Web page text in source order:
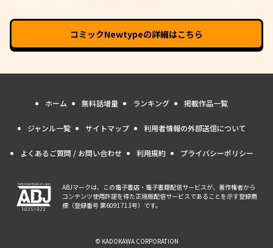
と一緒に暮らすことでした。
コミックNewtypeの詳細はこちら
ホーム 無料話増量 ランキング 掲載作品一覧
ジャンル一覧 サイトマップ 利用者情報の外部送信について
よくあるご質問 / お問い合わせ 利用規約 プライバシーポリシー
ABJマークは、この電子書店・電子書籍配信サービスが、著作権者から
コンテンツ使用許諾を得た正規版配信サービスであることを示す登録商
標（登録番号 第6091713号）です。
© KADOKAWA CORPORATION